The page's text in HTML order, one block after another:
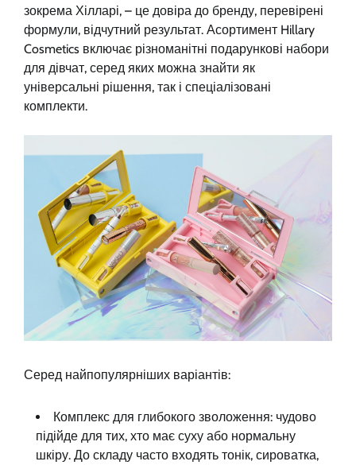
зокрема Хілларі, – це довіра до бренду, перевірені
формули, відчутний результат. Асортимент Hillary
Cosmetics включає різноманітні подарункові набори
для дівчат, серед яких можна знайти як
універсальні рішення, так і спеціалізовані
комплекти.
Серед найпопулярніших варіантів:
Комплекс для глибокого зволоження: чудово
підійде для тих, хто має суху або нормальну
шкіру. До складу часто входять тонік, сироватка,